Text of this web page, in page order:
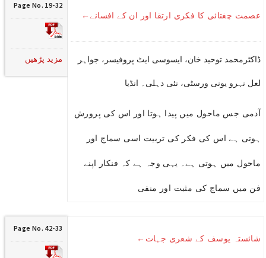
عصمت چغتائی کا فکری ارتقا اور ان کے افسانے←
ڈاکٹرمحمد توحید خان، ایسوسی ایٹ پروفیسر، جواہر
لعل نہرو یونی ورسٹی، نئی دہلی۔ انڈیا
آدمی جس ماحول میں پیدا ہوتا اور اس کی پرورش
ہوتی ہے اس کی فکر کی تربیت اسی سماج اور
ماحول میں ہوتی ہے۔ یہی وجہ ہے کہ فنکار اپنے
فن میں سماج کی مثبت اور منفی
Page No. 19-32
مزید پڑھیں
شائستہ یوسف کے شعری جہات←
Page No. 42-33